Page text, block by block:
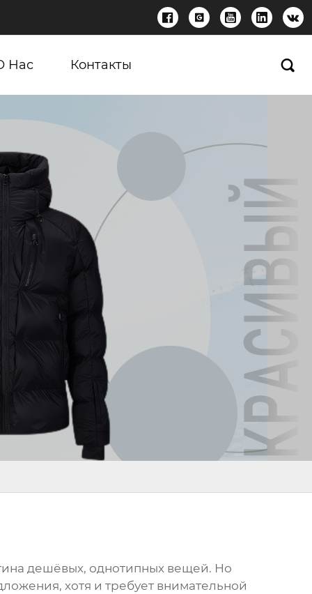
    
Нас Контакты 
дешёвых, однотипных вещей. Но
хотя и требует внимательной